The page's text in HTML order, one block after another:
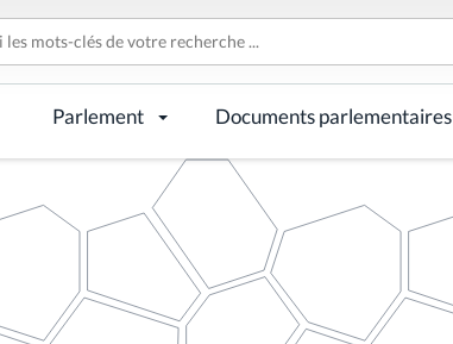
Parlement Documents parlementaires